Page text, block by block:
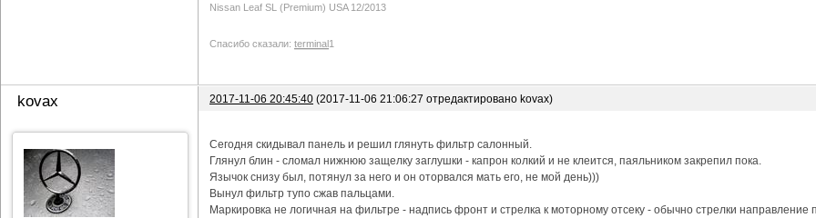
Nissan Leaf SL (Premium) USA 12/2013
Спасибо сказали: terminal 1
kovax 2017-11-06 20:45:40 (2017-11-06 21:06:27 отредактировано kovax)
Сегодня скидывал панель и решил глянуть фильтр салонный.
Глянул блин - сломал нижнюю защелку заглушки - капрон колкий и не клеится, паяльником закрепил пока.
Язычок снизу был, потянул за него и он оторвался мать его, не мой день)))
Вынул фильтр тупо сжав пальцами.
Маркировка не логичная на фильтре - надпись фронт и стрелка к моторному отсеку - обычно стрелки направление